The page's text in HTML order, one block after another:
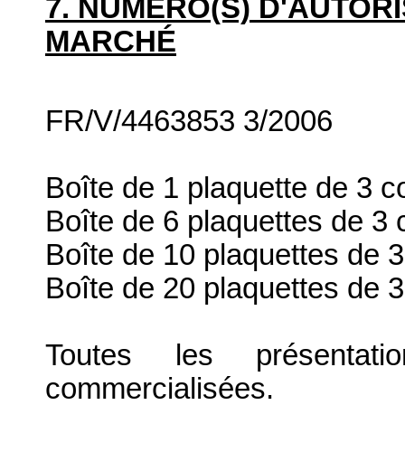
7. NUMÉRO(S)
MARCHÉ
FR/V/4463853 3/2006
Boîte de 1 plaquette de 3
Boîte de 6 plaquettes de 3
Boîte de 10 plaquettes de
Boîte de 20 plaquettes de
Toutes les
commercialisées.